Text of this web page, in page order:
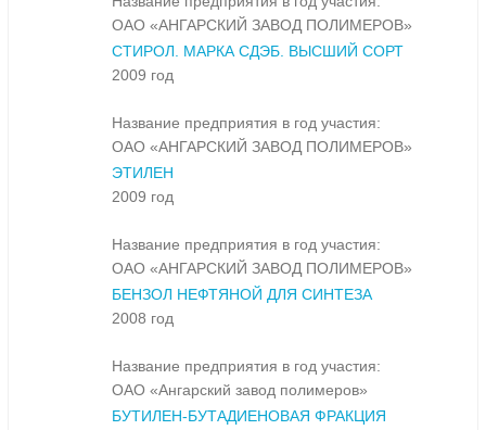
ОАО «АНГАРСКИЙ ЗАВОД ПОЛИМЕРОВ»
СТИРОЛ. МАРКА СДЭБ. ВЫСШИЙ СОРТ
2009 год
Название предприятия в год участия:
ОАО «АНГАРСКИЙ ЗАВОД ПОЛИМЕРОВ»
ЭТИЛЕН
2009 год
Название предприятия в год участия:
ОАО «АНГАРСКИЙ ЗАВОД ПОЛИМЕРОВ»
БЕНЗОЛ НЕФТЯНОЙ ДЛЯ СИНТЕЗА
2008 год
Название предприятия в год участия:
ОАО «Ангарский завод полимеров»
БУТИЛЕН-БУТАДИЕНОВАЯ ФРАКЦИЯ